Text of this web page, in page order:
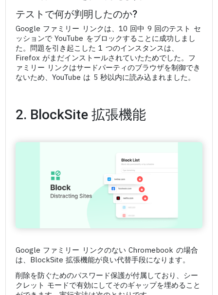
テストで何が判明したのか?
Google ファミリー リンクは、10 回中 9 回のテスト セ
ッションで YouTube をブロックすることに成功しまし
た。問題を引き起こした 1 つのインスタンスは、
Firefox がまだインストールされていたためでした。フ
ァミリー リンクはサードパーティのブラウザを制御でき
ないため、YouTube は 5 秒以内に読み込まれました。
2. BlockSite 拡張機能
Google ファミリー リンクのない Chromebook の場合
は、BlockSite 拡張機能が良い代替手段になります。
削除を防ぐためのパスワード保護が付属しており、シー
クレット モードで有効にしてそのギャップを埋めること